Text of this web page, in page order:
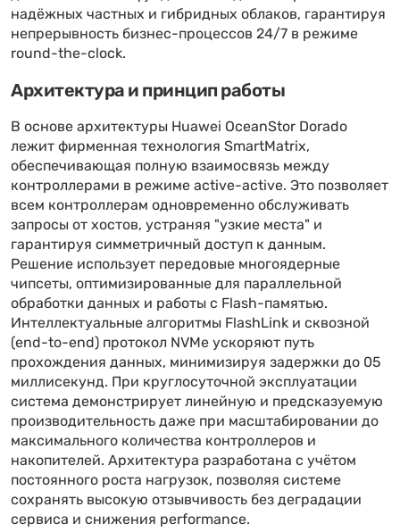
надёжных частных и гибридных облаков, гарантируя
непрерывность бизнес-процессов 24/7 в режиме
round-the-clock.
Архитектура и принцип работы
В основе архитектуры Huawei OceanStor Dorado
лежит фирменная технология SmartMatrix,
обеспечивающая полную взаимосвязь между
контроллерами в режиме active-active. Это позволяет
всем контроллерам одновременно обслуживать
запросы от хостов, устраняя "узкие места" и
гарантируя симметричный доступ к данным.
Решение использует передовые многоядерные
чипсеты, оптимизированные для параллельной
обработки данных и работы с Flash-памятью.
Интеллектуальные алгоритмы FlashLink и сквозной
(end-to-end) протокол NVMe ускоряют путь
прохождения данных, минимизируя задержки до 05
миллисекунд. При круглосуточной эксплуатации
система демонстрирует линейную и предсказуемую
производительность даже при масштабировании до
максимального количества контроллеров и
накопителей. Архитектура разработана с учётом
постоянного роста нагрузок, позволяя системе
сохранять высокую отзывчивость без деградации
сервиса и снижения performance.